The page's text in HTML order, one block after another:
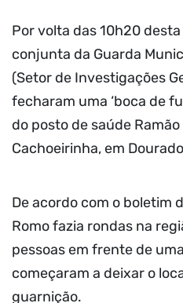
Por volta das 10h20
conjunta da Guarda
(Setor de Investigações
fecharam uma ‘boca de
do posto de saúde Ramão
Cachoeirinha, em
De acordo com o boletim
Romo fazia rondas na
pessoas em frente de
começaram a deixar o
guarnição.